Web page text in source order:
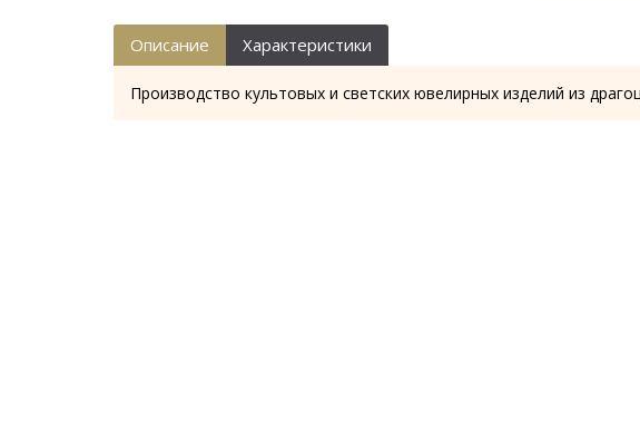
Описание Характеристики
Производство культовых и светских ювелирных изделий из